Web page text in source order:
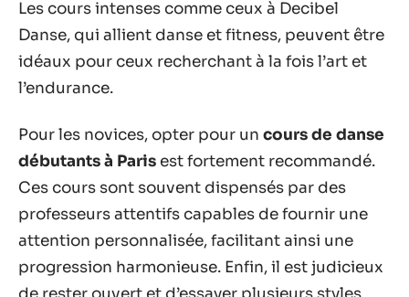
Les cours intenses comme ceux à Decibel
Danse, qui allient danse et fitness, peuvent être
idéaux pour ceux recherchant à la fois l’art et
l’endurance.
Pour les novices, opter pour un cours de danse
débutants à Paris est fortement recommandé.
Ces cours sont souvent dispensés par des
professeurs attentifs capables de fournir une
attention personnalisée, facilitant ainsi une
progression harmonieuse. Enfin, il est judicieux